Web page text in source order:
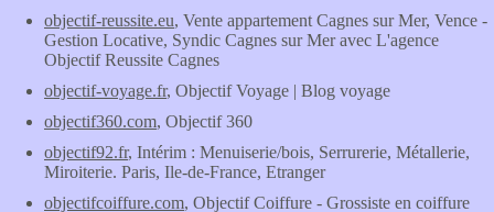
objectif-reussite.eu, Vente appartement Cagnes sur Mer, Vence -
Gestion Locative, Syndic Cagnes sur Mer avec L'agence
Objectif Reussite Cagnes
objectif-voyage.fr, Objectif Voyage | Blog voyage
objectif360.com, Objectif 360
objectif92.fr, Intérim : Menuiserie/bois, Serrurerie, Métallerie,
Miroiterie. Paris, Ile-de-France, Etranger
objectifcoiffure.com, Objectif Coiffure - Grossiste en coiffure